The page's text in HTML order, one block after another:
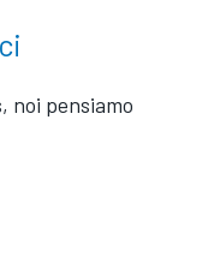
noi pensiamo